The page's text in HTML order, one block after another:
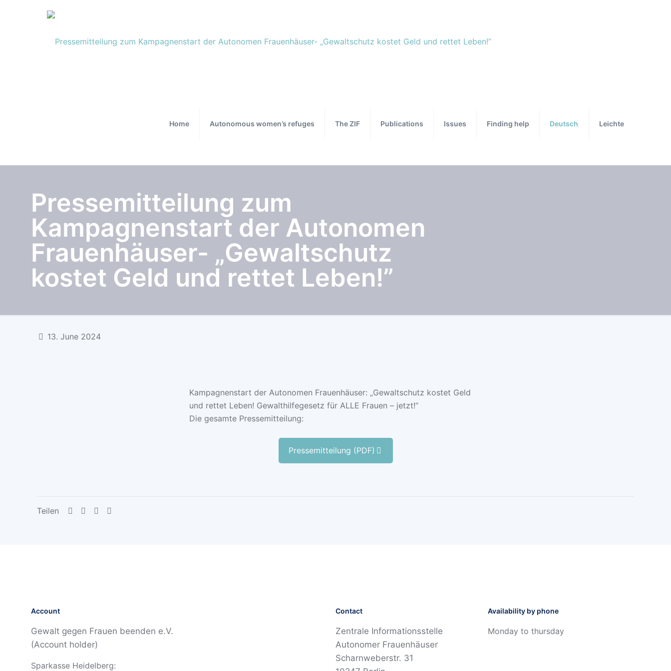
Home Autonomous women’s refuges The ZIF Publications Issues Finding help Deutsch Leichte
Pressemitteilung zum
Kampagnenstart der Autonomen
Frauenhäuser- „Gewaltschutz
kostet Geld und rettet Leben!”
13. June 2024
Kampagnenstart der Autonomen Frauenhäuser: „Gewaltschutz kostet Geld
und rettet Leben! Gewalthilfegesetz für ALLE Frauen – jetzt!“
Die gesamte Pressemitteilung:
Pressemitteilung (PDF)
Teilen
Account
Gewalt gegen Frauen beenden e.V.
(Account holder)
Sparkasse Heidelberg:
Contact
Zentrale Informationsstelle
Autonomer Frauenhäuser
Scharnweberstr. 31
Availability by phone
Monday to thursday